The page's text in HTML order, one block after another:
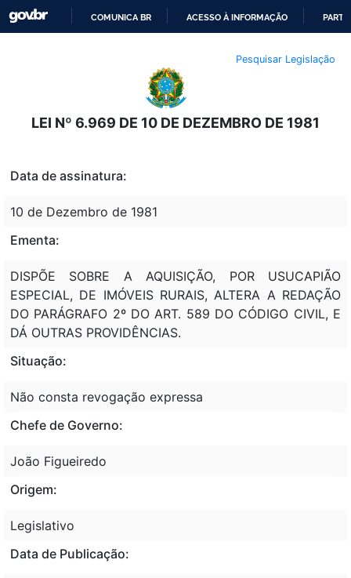
O
CONTEÚDO
COMUNICA BR ACESSO À INFORMAÇÃO
Pesquisar Legislação
LEI Nº 6.969 DE 10 DE DEZEMBRO DE 1981
Data de assinatura:
10 de Dezembro de 1981
Ementa:
DISPÕE SOBRE A AQUISIÇÃO, POR USUCAPIÃO
ESPECIAL, DE IMÓVEIS RURAIS, ALTERA A REDAÇÃO
DO PARÁGRAFO 2º DO ART. 589 DO CÓDIGO CIVIL, E
DÁ OUTRAS PROVIDÊNCIAS.
Situação:
Não consta revogação expressa
Chefe de Governo:
João Figueiredo
Origem:
Legislativo
Data de Publicação: